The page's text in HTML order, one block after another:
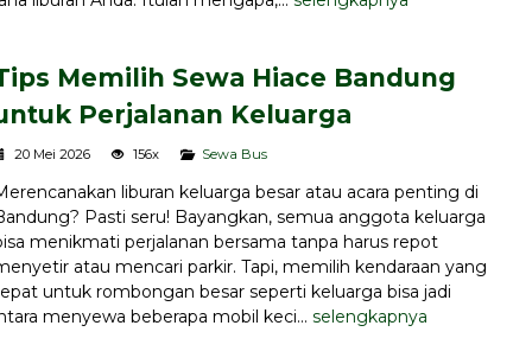
Memilih Sewa Hiace Bandung
Perjalanan Keluarga
20 Mei 2026 156x Sewa Bus
liburan keluarga besar atau acara penting di
Pasti seru! Bayangkan, semua anggota keluarga
menikmati perjalanan bersama tanpa harus repot
atau mencari parkir. Tapi, memilih kendaraan yang
untuk rombongan besar seperti keluarga bisa jadi
menyewa beberapa mobil keci... selengkapnya